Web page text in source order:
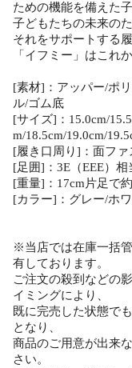
ための機能を備えた
子どもたちの未来の
それをサポートする
「イフミー」はこれ
[素材]：アッパー/ポ
ル/ゴム底
[サイズ]：15.0cm/
m/18.5cm/19.0cm/
[履き口周り]：面ファ
[足囲]：3E（EEE）相
[重量]：17cm片足で
[カラー]：グレー/ホ
※当店では在庫一括
有しております。
ご注文の殺到などの
イミングにより、
既に完売した状態で
となり、
商品のご用意が出来
さい。